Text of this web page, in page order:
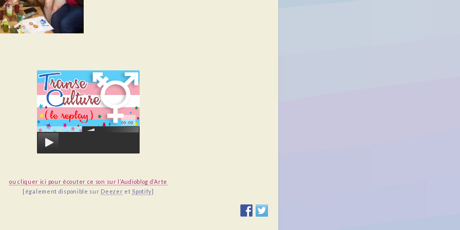
00:00
ou cliquer ici pour écouter ce son sur l’Audioblog d’Arte
[également disponible sur Deezer et Spotify]